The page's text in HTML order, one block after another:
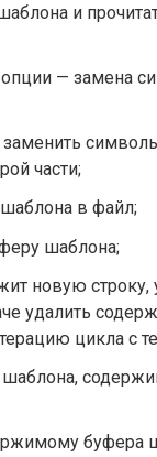
и
— замена
символы
части;
в файл;
шаблона;
новую строку,
удалить
цикла с
буфера